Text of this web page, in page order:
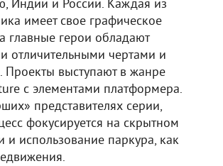
Индии и России. Каждая из
имеет свое графическое
главные герои обладают
отличительными чертами и
Проекты выступают в жанре
c элементами платформера.
представителях серии,
фокусируется на скрытном
использование паркура, как